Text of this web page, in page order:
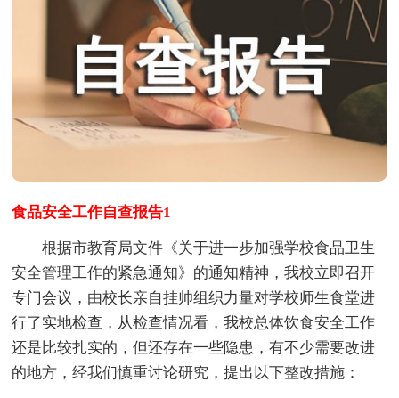
食品安全工作自查报告1
根据市教育局文件《关于进一步加强学校食品卫生
安全管理工作的紧急通知》的通知精神，我校立即召开
专门会议，由校长亲自挂帅组织力量对学校师生食堂进
行了实地检查，从检查情况看，我校总体饮食安全工作
还是比较扎实的，但还存在一些隐患，有不少需要改进
的地方，经我们慎重讨论研究，提出以下整改措施：